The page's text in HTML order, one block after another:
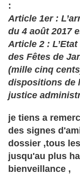
:
Article 1er :
du 4 août 2017
Article 2 :
des Fêtes de
(mille cinq
dispositions de
justice
je tiens a
des signes
dossier ,tous
jusqu'au plus
bienveillance ,